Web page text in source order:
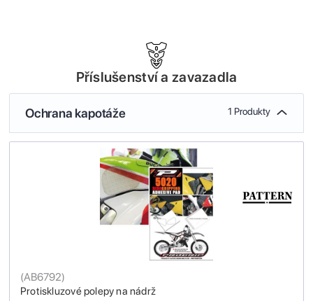
Příslušenství a zavazadla
Ochrana kapotáže 1 Produkty
Protiskluzové polepy na nádrž
(AB6792)